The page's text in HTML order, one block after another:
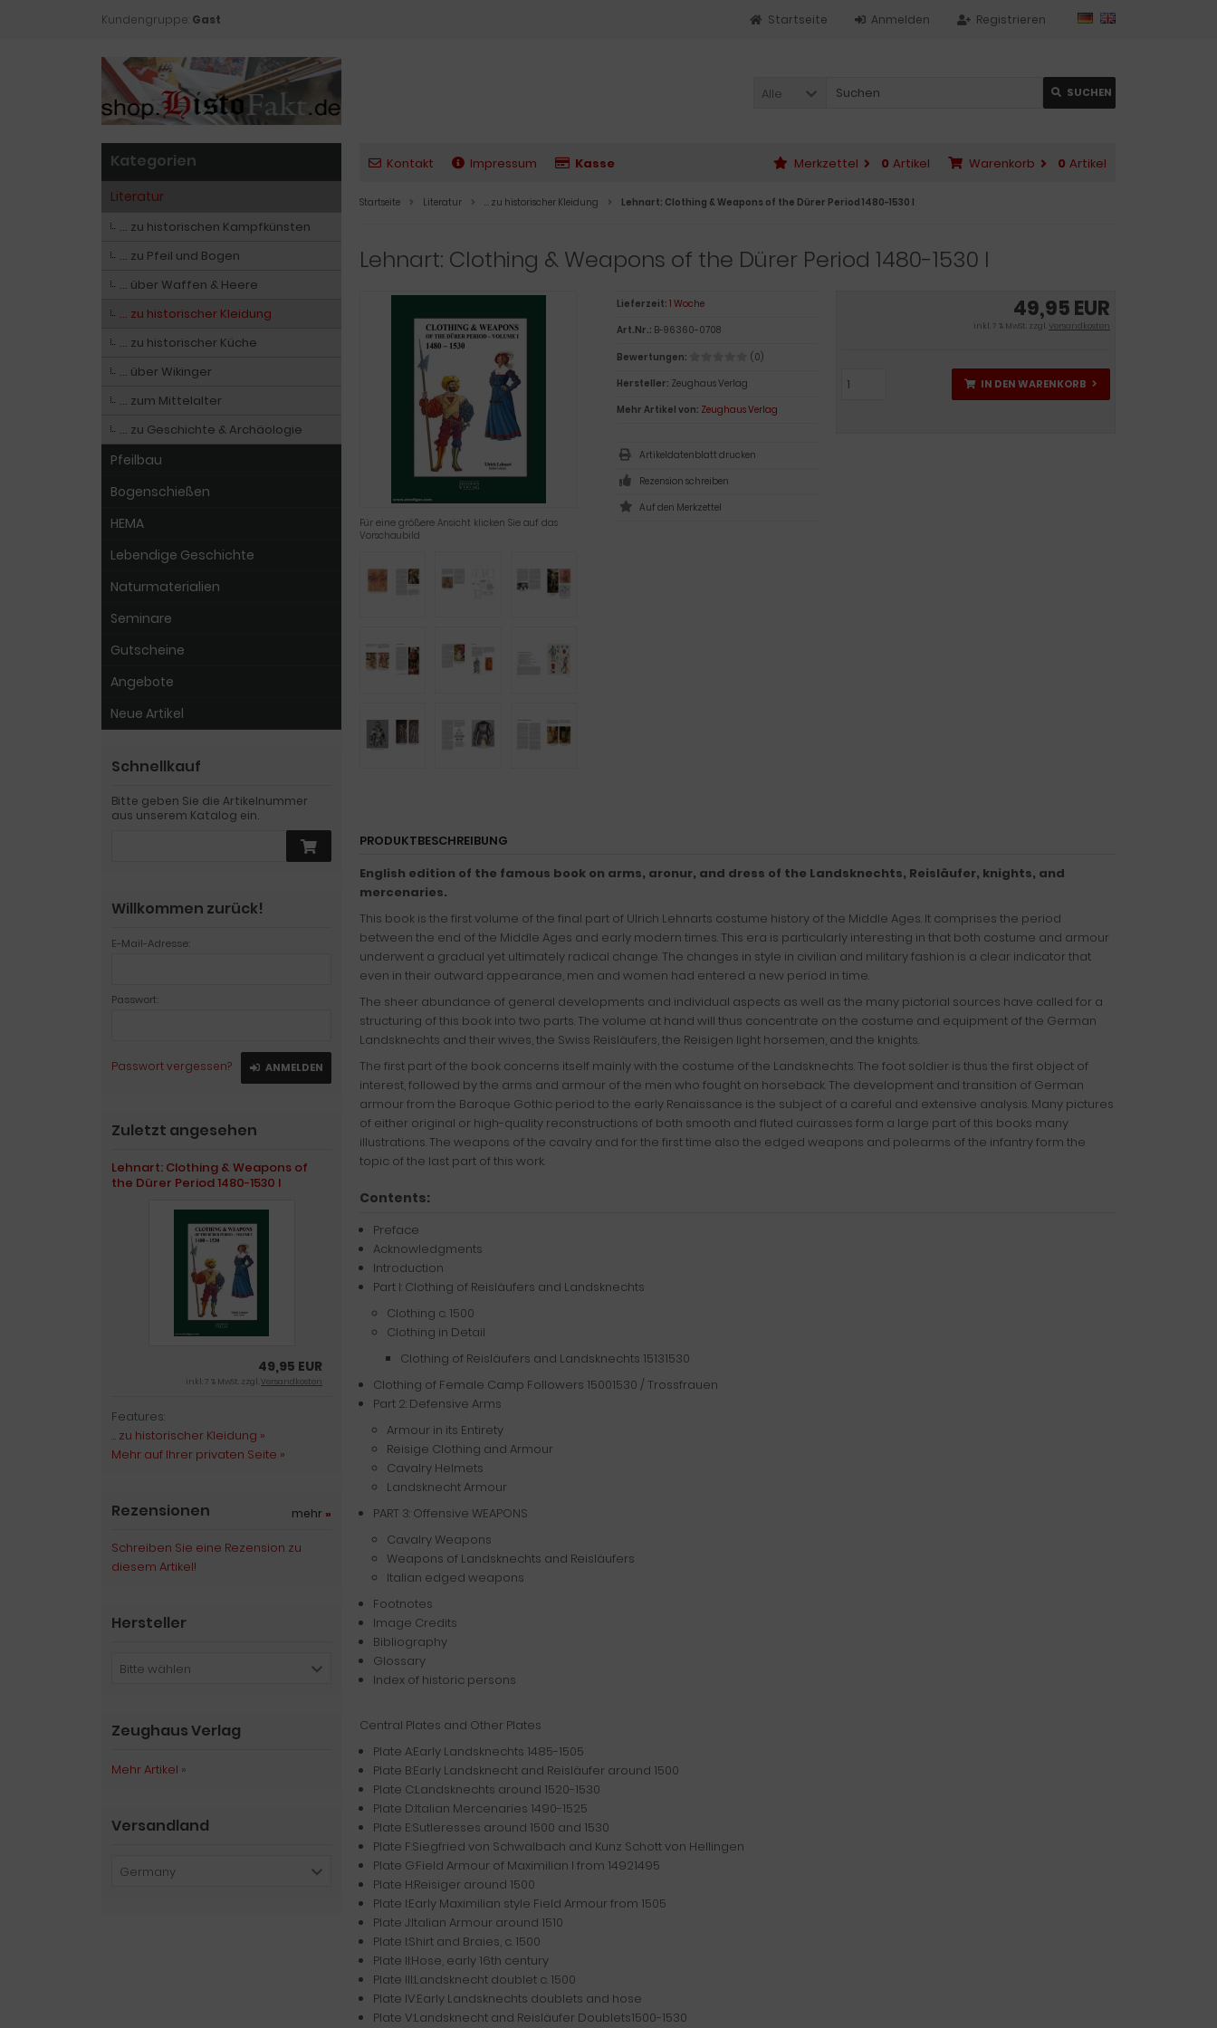
Kundengruppe: Gast Registrieren
Anmelden
Startseite
Alle SUCHEN
Kontakt Impressum Kasse Warenkorb 0 Artikel
Merkzettel 0 Artikel
Startseite Literatur … zu historischer Kleidung Lehnart: Clothing & Weapons of the Dürer Period 1480-1530 I
Lehnart: Clothing & Weapons of the Dürer Period 1480-1530 I
Für eine größere Ansicht klicken Sie auf das
Vorschaubild
49,95 EUR
inkl. 7 % MwSt. zzgl.Versandkosten
IN DEN WARENKORB
Lieferzeit: 1 Woche
Art.Nr.: B-96360-0708
Bewertungen:
(0)
Hersteller: Zeughaus Verlag
Mehr Artikel von: Zeughaus Verlag
Artikeldatenblatt drucken
Rezension schreiben
PRODUKTBESCHREIBUNG
English edition of the famous book on arms, aronur, and dress of the Landsknechts, Reisläufer, knights, and
mercenaries.
This book is the first volume of the final part of Ulrich Lehnarts costume history of the Middle Ages. It comprises the period
between the end of the Middle Ages and early modern times. This era is particularly interesting in that both costume and armour
underwent a gradual yet ultimately radical change. The changes in style in civilian and military fashion is a clear indicator that
even in their outward appearance, men and women had entered a new period in time.
The sheer abundance of general developments and individual aspects as well as the many pictorial sources have called for a
structuring of this book into two parts. The volume at hand will thus concentrate on the costume and equipment of the German
Landsknechts and their wives, the Swiss Reisläufers, the Reisigen light horsemen, and the knights.
The first part of the book concerns itself mainly with the costume of the Landsknechts. The foot soldier is thus the first object of
interest, followed by the arms and armour of the men who fought on horseback. The development and transition of German
armour from the Baroque Gothic period to the early Renaissance is the subject of a careful and extensive analysis. Many pictures
of either original or high-quality reconstructions of both smooth and fluted cuirasses form a large part of this books many
illustrations. The weapons of the cavalry and for the first time also the edged weapons and polearms of the infantry form the
topic of the last part of this work.
Contents:
Preface
Acknowledgments
Introduction
Part I: Clothing of Reisläufers and Landsknechts
Clothing c. 1500
Clothing in Detail
Clothing of Reisläufers and Landsknechts 15131530
Clothing of Female Camp Followers 15001530 / Trossfrauen
Part 2: Defensive Arms
Armour in its Entirety
Reisige Clothing and Armour
Cavalry Helmets
Landsknecht Armour
PART 3: Offensive WEAPONS
Cavalry Weapons
Weapons of Landsknechts and Reisläufers
Italian edged weapons
Footnotes
Image Credits
Bibliography
Glossary
Index of historic persons
Central Plates and Other Plates
Plate A:Early Landsknechts 1485-1505
Plate B:Early Landsknecht and Reisläufer around 1500
Plate C:Landsknechts around 1520-1530
Plate D:Italian Mercenaries 1490-1525
Plate E:Sutleresses around 1500 and 1530
Plate F:Siegfried von Schwalbach and Kunz Schott von Hellingen
Plate G:Field Armour of Maximilian I from 14921495
Plate H:Reisiger around 1500
Plate I:Early Maximilian style Field Armour from 1505
Plate J:Italian Armour around 1510
Plate I:Shirt and Braies, c. 1500
Plate II:Hose, early 16th century
Plate III:Landsknecht doublet c. 1500
Plate IV:Early Landsknechts doublets and hose
Plate V:Landsknecht and Reisläufer Doublets1500-1530
Kategorien
Literatur
… zu historischen Kampfkünsten
… zu Pfeil und Bogen
… über Waffen & Heere
… zu historischer Kleidung
… zu historischer Küche
… über Wikinger
… zum Mittelalter
… zu Geschichte & Archäologie
Pfeilbau
Bogenschießen
HEMA
Lebendige Geschichte
Naturmaterialien
Seminare
Gutscheine
Angebote
Neue Artikel
Schnellkauf
Bitte geben Sie die Artikelnummer
aus unserem Katalog ein.
Willkommen zurück!
E-Mail-Adresse:
Passwort:
Passwort vergessen? ANMELDEN
Zuletzt angesehen
Lehnart: Clothing & Weapons of
the Dürer Period 1480-1530 I
49,95 EUR
inkl. 7 % MwSt. zzgl.Versandkosten
Features:
… zu historischer Kleidung »
Mehr auf Ihrer privaten Seite »
Rezensionen mehr »
Schreiben Sie eine Rezension zu
diesem Artikel!
Hersteller
Bitte wählen
Zeughaus Verlag
Mehr Artikel »
Versandland
Germany